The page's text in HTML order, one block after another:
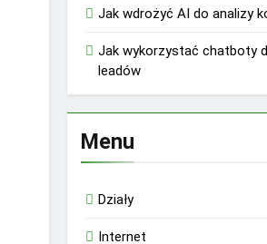
Jak wdrożyć AI do analizy
Jak wykorzystać chatboty
leadów
Menu
Działy
Internet